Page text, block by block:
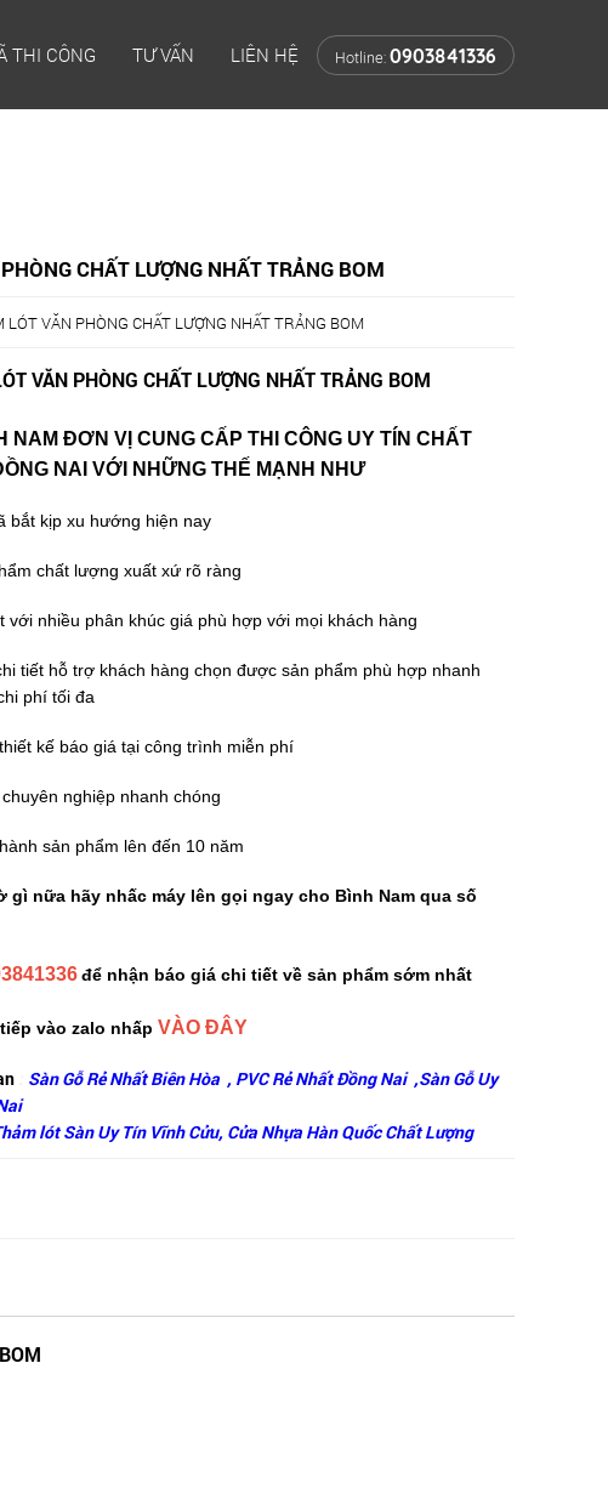
THI CÔNG TƯ VẤN LIÊN HỆ Hotline: 0903841336
CHẤT LƯỢNG NHẤT TRẢNG BOM
LÓT VĂN PHÒNG CHẤT LƯỢNG NHẤT TRẢNG BOM
VĂN PHÒNG CHẤT LƯỢNG NHẤT TRẢNG BOM
NAM ĐƠN VỊ CUNG CẤP THI CÔNG UY TÍN CHẤT
NAI VỚI NHỮNG THẾ MẠNH NHƯ
bắt kịp xu hướng hiện nay
chất lượng xuất xứ rõ ràng
nhiều phân khúc giá phù hợp với mọi khách hàng
tiết hỗ trợ khách hàng chọn được sản phẩm phù hợp nhanh
phí tối đa
kế báo giá tại công trình miễn phí
nghiệp nhanh chóng
sản phẩm lên đến 10 năm
gì nữa hãy nhấc máy lên gọi ngay cho Bình Nam qua số
để nhận báo giá chi tiết về sản phẩm sớm nhất
vào zalo nhấp VÀO ĐÂY
Sàn Gỗ Rẻ Nhất Biên Hòa , PVC Rẻ Nhất Đồng Nai ,Sàn Gỗ Uy
lót Sàn Uy Tín Vĩnh Cửu, Cửa Nhựa Hàn Quốc Chất Lượng